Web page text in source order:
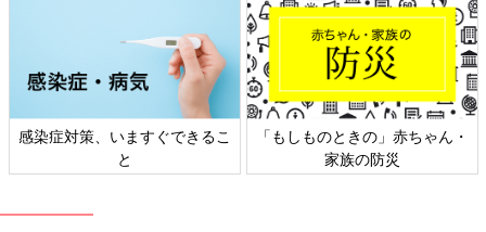
日本外来小児科学会リーフレッ
ト検討会
六星占術 細木かおりさんの人生
相談